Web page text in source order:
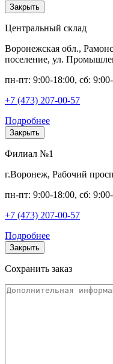
Закрыть
Центральный склад
Воронежская обл.,
поселение, ул.
пн-пт: 9:00-18:00, сб:
+7 (473) 207-00-57
Подробнее
Закрыть
Филиал №1
г.Воронеж, Рабочий
пн-пт: 9:00-18:00, сб:
+7 (473) 207-00-57
Подробнее
Закрыть
Сохранить заказ